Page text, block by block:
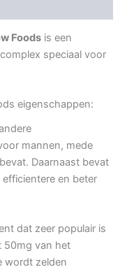
Foods is een
speciaal voor
eigenschappen:
mannen, mede
Daarnaast bevat
en beter
dat zeer populair is
50mg van het
wordt zelden